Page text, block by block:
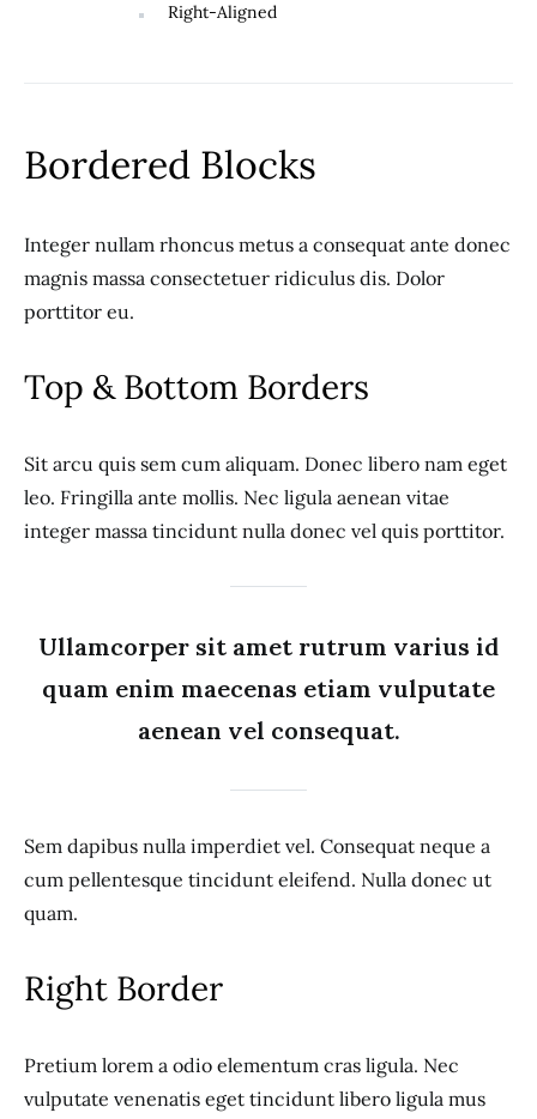
Right-Aligned
Bordered Blocks
Integer nullam rhoncus metus a consequat ante donec
magnis massa consectetuer ridiculus dis. Dolor
porttitor eu.
Top & Bottom Borders
Sit arcu quis sem cum aliquam. Donec libero nam eget
leo. Fringilla ante mollis. Nec ligula aenean vitae
integer massa tincidunt nulla donec vel quis porttitor.
Ullamcorper sit amet rutrum varius id
quam enim maecenas etiam vulputate
aenean vel consequat.
Sem dapibus nulla imperdiet vel. Consequat neque a
cum pellentesque tincidunt eleifend. Nulla donec ut
quam.
Right Border
Pretium lorem a odio elementum cras ligula. Nec
vulputate venenatis eget tincidunt libero ligula mus